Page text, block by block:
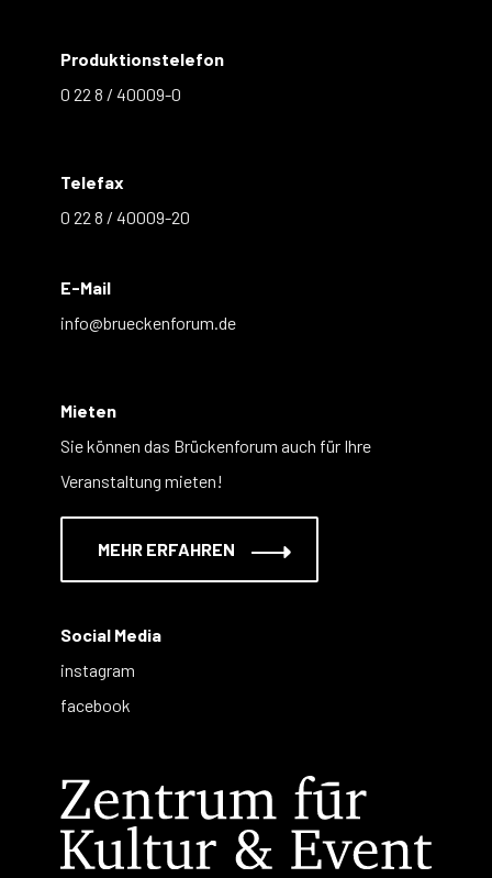
Produktionstelefon
0 22 8 / 40009-0
Telefax
0 22 8 / 40009-20
E-Mail
info@brueckenforum.de
Mieten
Sie können das Brückenforum auch für Ihre
Veranstaltung mieten!
MEHR ERFAHREN
Social Media
instagram
facebook